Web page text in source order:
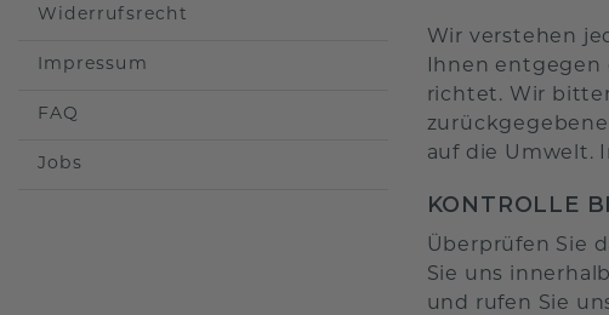
Widerrufsrecht
Impressum
FAQ
Jobs
Wir verstehen
Ihnen
richtet. Wir
auf die Umwelt.
KONTROLLE
Überprüfen Sie
Sie uns
und rufen Sie